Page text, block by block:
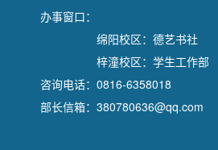
办事窗口：
绵阳校区：德艺书社
梓潼校区：学生工作部
咨询电话：0816-6358018
部长信箱：380780636@qq.com